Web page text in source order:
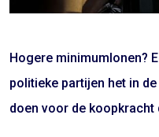
Hogere minimumlonen?
politieke partijen het in
doen voor de koopkracht